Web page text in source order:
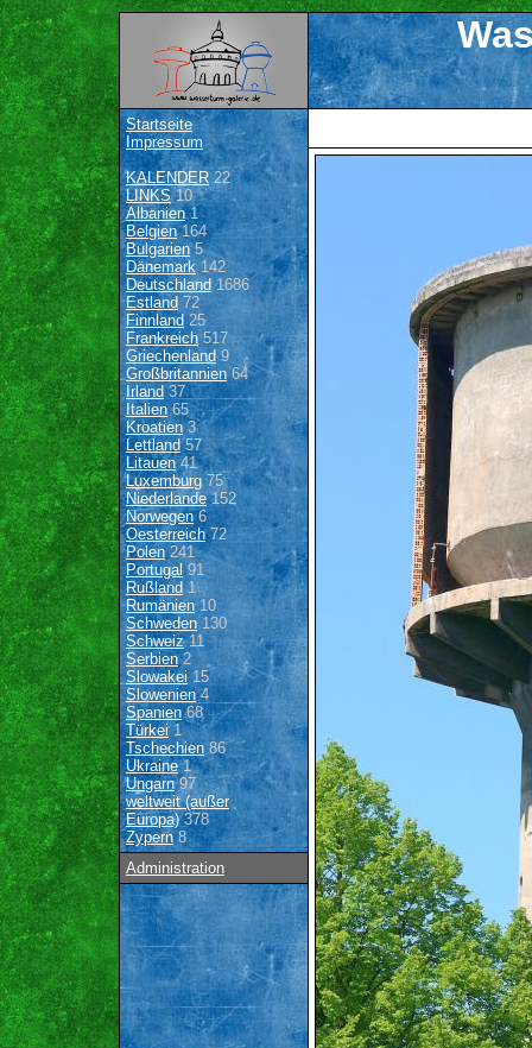
Startseite
Impressum
KALENDER22
LINKS10
Albanien1
Belgien164
Bulgarien 5
Dänemark142
Deutschland 1686
Estland 72
Finnland 25
Frankreich517
Griechenland9
Großbritannien64
Irland 37
Italien65
Kroatien3
Lettland57
Litauen41
Luxemburg 75
Niederlande152
Norwegen6
Oesterreich72
Polen 241
Portugal91
Rußland 1
Rumänien10
Schweden 130
Schweiz11
Serbien2
Slowakei15
Slowenien4
Spanien68
Türkei1
Tschechien 86
Ukraine1
Ungarn97
weltweit (außer
Europa)378
Zypern8
Administration